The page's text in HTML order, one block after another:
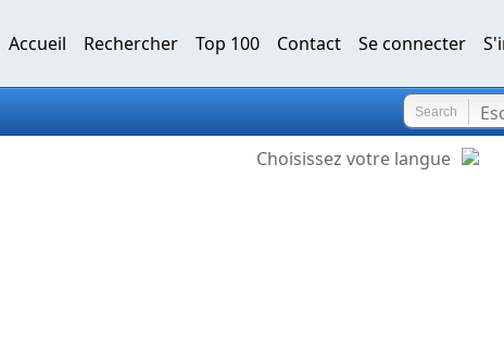
Accueil Rechercher Top 100 Contact Se connecter
Search
Choisissez votre langue